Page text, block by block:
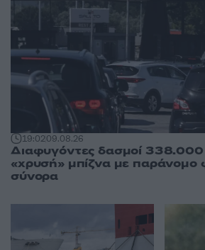
19:0209.08.26
Διαφυγόντες δασμοί
«χρυσή» μπίζνα με παράνομο
σύνορα